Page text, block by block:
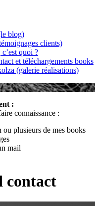
blog)
clients)
quoi ?
et téléchargements books
(galerie réalisations)
:
connaissance :
ou plusieurs de mes books
mail
contact